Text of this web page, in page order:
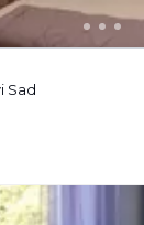
Sad